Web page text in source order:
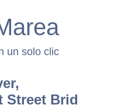
un solo clic
Street Brid